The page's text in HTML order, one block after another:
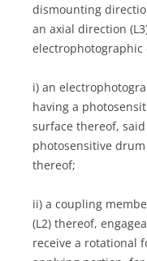
dismounting
an axial direction
i) an
having a
surface thereof,
photosensitive
thereof;
ii) a coupling
(L2) thereof,
receive a rotational